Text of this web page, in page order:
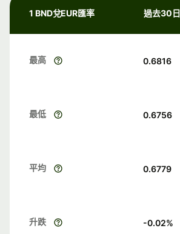
1 BND兌EUR匯率 過去30日
最高 0.6816
最低 0.6756
平均 0.6779
升跌 -0.02%